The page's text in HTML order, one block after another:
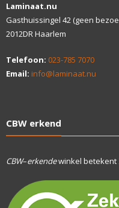
Laminaat.nu
Gasthuissingel 42 (geen
2012DR Haarlem
Telefoon: 023-785 7070
Email: info@laminaat.nu
CBW erkend
CBW–erkendewinkel betekent